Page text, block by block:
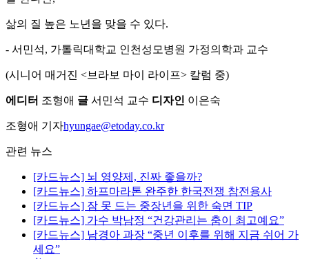
삶의 질 높은 노년을 맞을 수 있다.
- 서민석, 가톨릭대학교 인천성모병원 가정의학과 교수
(시니어 매거진 <브라보 마이 라이프> 칼럼 중)
에디터 조형애 글 서민석 교수 디자인 이은숙
조형애 기자hyungae@etoday.co.kr
관련 뉴스
[카드뉴스] 뇌 영양제, 진짜 좋을까?
[카드뉴스] 하프마라톤 완주한 한국전쟁 참전용사
[카드뉴스] 잠 못 드는 중장년을 위한 숙면 TIP
[카드뉴스] 가수 박남정 “건강관리는 춤이 최고예요”
[카드뉴스] 남경아 과장 “중년 이후를 위해 지금 쉬어 가
세요”